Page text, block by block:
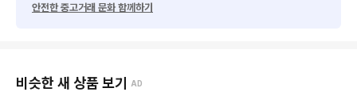
안전한 중고거래 문화 함께하기
비슷한 새 상품 보기 AD